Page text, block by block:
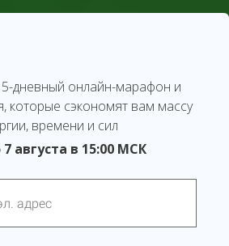
дневный онлайн-марафон и
которые сэкономят вам массу
времени и сил
7 августа в 15:00 МСК